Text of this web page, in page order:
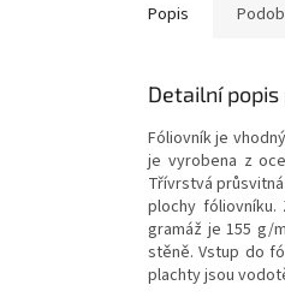
Popis
Detailní
Fóliovník je
je vyrobena z
Třívrstvá
plochy
gramáž je 155 g/
stěně. Vstup do
plachty jsou